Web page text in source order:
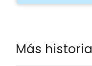
Más